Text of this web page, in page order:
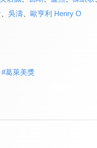
、 吳濤、 歐亨利 Henry O
#葛萊美獎